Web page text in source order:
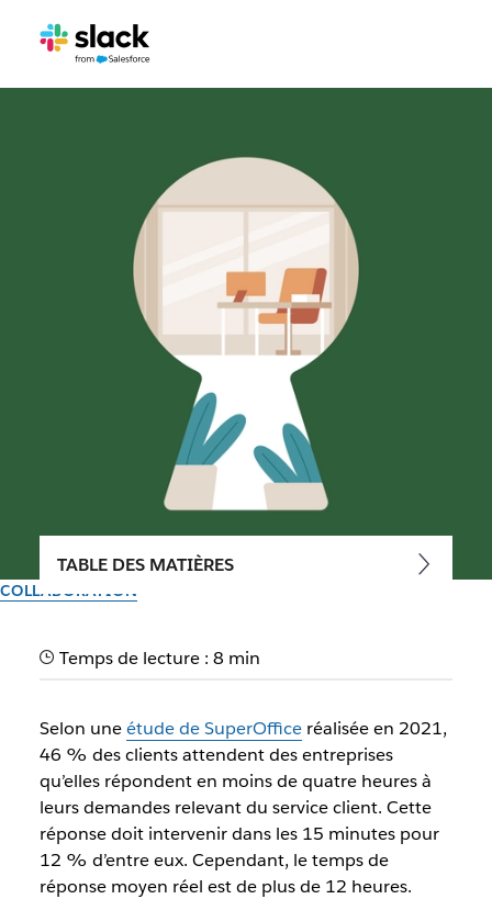
COLLABORATION
Communication digitale :
Découvrez comment tirer parti de la palette de canaux de
communication électronique disponibles aujourd’hui, et
comment les utiliser à bon escient.
Par l’équipe Slack
30 septembre 2025
TABLE DES MATIÈRES
Temps de lecture : 8 min
Selon uneétude de SuperOfficeréalisée en 2021,
46 % des clients attendent des entreprises
qu’elles répondent en moins de quatre heures à
leurs demandes relevant du service client. Cette
réponse doit intervenir dans les 15 minutes pour
12 % d’entre eux. Cependant, le temps de
réponse moyen réel est de plus de 12 heures.